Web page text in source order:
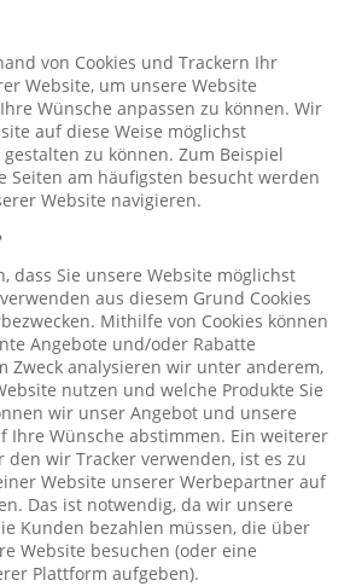
von Cookies und Trackern Ihr
Website, um unsere Website
Wünsche anpassen zu können. Wir
auf diese Weise möglichst
zu können. Zum Beispiel
Seiten am häufigsten besucht werden
Website navigieren.
dass Sie unsere Website möglichst
aus diesem Grund Cookies
Mithilfe von Cookies können
Angebote und/oder Rabatte
Zweck analysieren wir unter anderem,
nutzen und welche Produkte Sie
wir unser Angebot und unsere
Ihre Wünsche abstimmen. Ein weiterer
den wir Tracker verwenden, ist es zu
Website unserer Werbepartner auf
Das ist notwendig, da wir unsere
Kunden bezahlen müssen, die über
Website besuchen (oder eine
Plattform aufgeben).